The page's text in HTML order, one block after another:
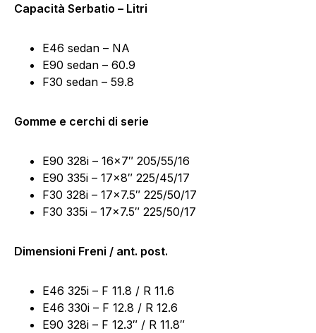
Capacità Serbatio – Litri
E46 sedan – NA
E90 sedan – 60.9
F30 sedan – 59.8
Gomme e cerchi di serie
E90 328i – 16×7″ 205/55/16
E90 335i – 17×8″ 225/45/17
F30 328i – 17×7.5″ 225/50/17
F30 335i – 17×7.5″ 225/50/17
Dimensioni Freni / ant. post.
E46 325i – F 11.8 / R 11.6
E46 330i – F 12.8 / R 12.6
E90 328i – F 12.3″ / R 11.8″